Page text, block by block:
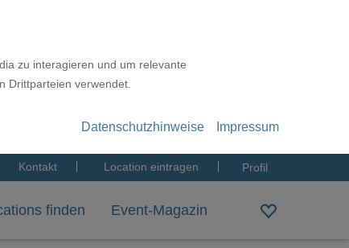
zu interagieren und um relevante
Drittparteien verwendet.
Datenschutzhinweise Impressum
Kontakt Location eintragen Profil
finden Event-Magazin